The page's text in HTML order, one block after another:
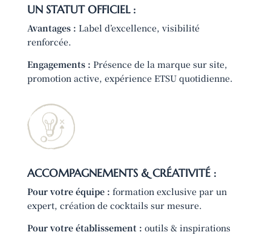
UN STATUT OFFICIEL :
Avantages : Label d’excellence, visibilité
renforcée.
Engagements : Présence de la marque sur site,
promotion active, expérience ETSU quotidienne.
ACCOMPAGNEMENTS & CRÉATIVITÉ :
Pour votre équipe : formation exclusive par un
expert, création de cocktails sur mesure.
Pour votre établissement : outils & inspirations